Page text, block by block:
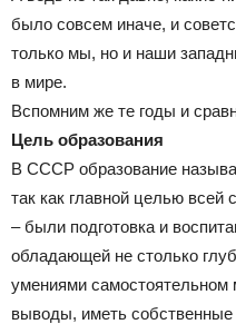
было совсем иначе, и
только мы, но и наши
в мире.
Вспомним же те годы и
Цель образования
В СССР образование
так как главной целью
– были подготовка и
обладающей не столько
умениями
выводы, иметь собственные